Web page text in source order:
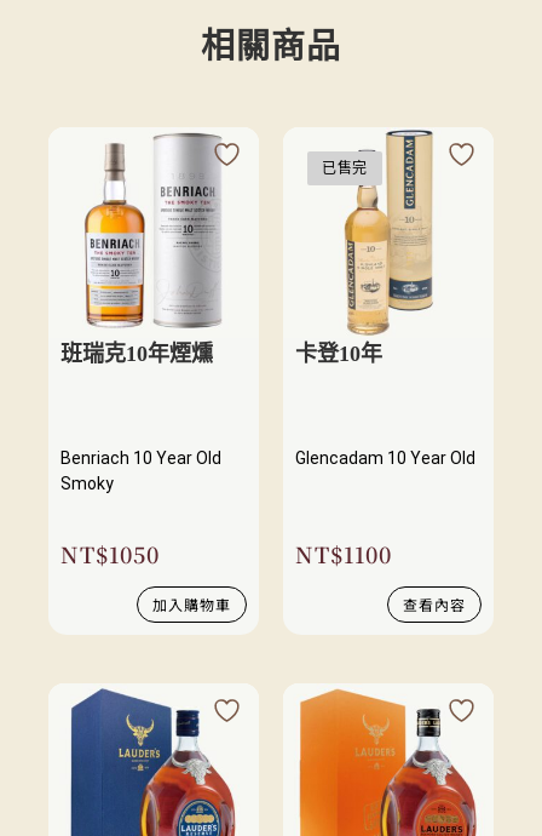
相關商品
班瑞克10年煙燻
Benriach 10 Year Old
Smoky
NT$1050
加入購物車
已售完
卡登10年
Glencadam 10 Year Old
NT$1100
查看內容